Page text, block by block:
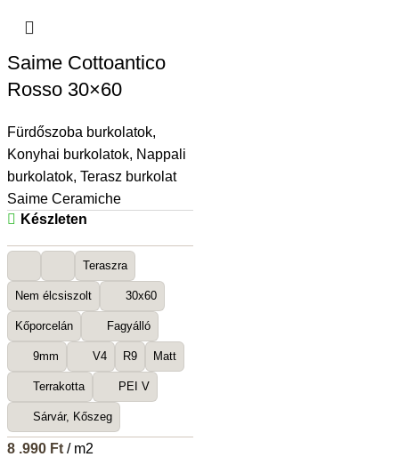
Saime Cottoantico
Rosso 30×60
Fürdőszoba burkolatok,
Konyhai burkolatok, Nappali
burkolatok, Terasz burkolat
Saime Ceramiche
Készleten
Teraszra
Nem élcsiszolt 30x60
Kőporcelán Fagyálló
9mm V4 R9 Matt
Terrakotta PEI V
Sárvár, Kőszeg
8 .990 Ft/ m2